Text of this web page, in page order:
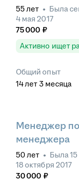
55 лет • Была
4 мая 2017
75 000 ₽
Активно ищет
Общий опыт
14лет 3 месяца
Менеджер
менеджера
50 лет • Была
18 октября 2017
30 000 ₽